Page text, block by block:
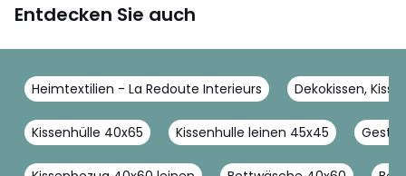
Entdecken Sie auch
Heimtextilien - La Redoute Interieurs Dekokissen,
Kissenhülle 40x65 Kissenhulle leinen 45x45